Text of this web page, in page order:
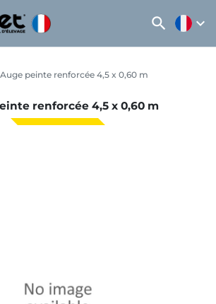
search expand_more
Auge peinte renforcée 4,5 x 0,60 m
renforcée 4,5 x 0,60 m